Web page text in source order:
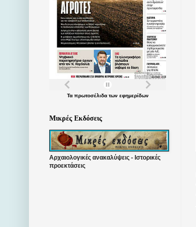
Τα πρωτοσέλιδατων εφημερίδων
Μικρές Εκδόσεις
Αρχαιολογικές ανακαλύψεις - Ιστορικές
προεκτάσεις